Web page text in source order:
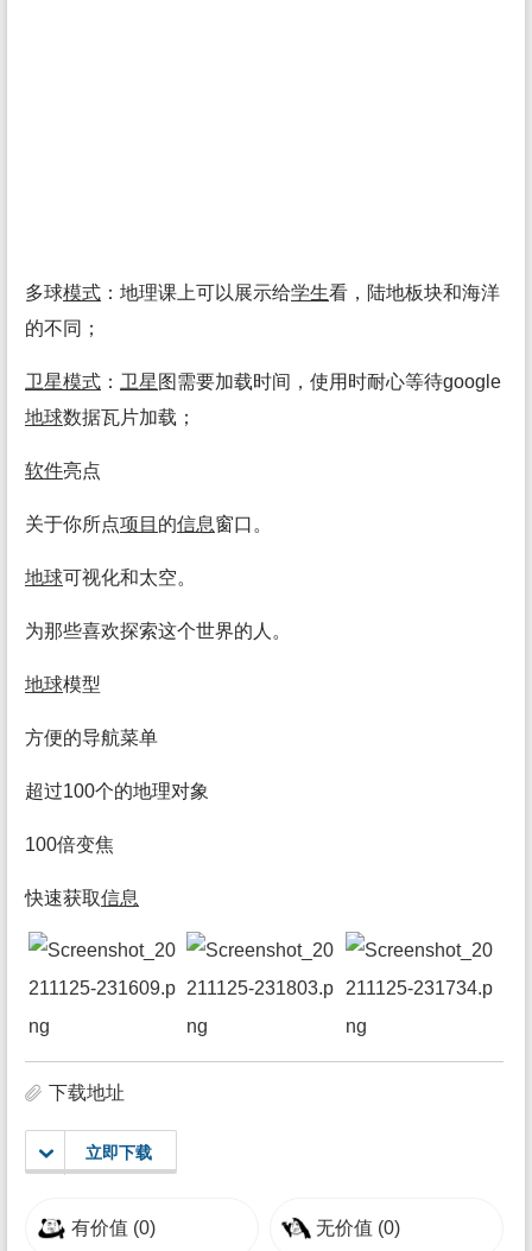
多球模式 ：地理课上可以展示给学生看，陆地板块和海洋
的不同；
卫星模式 ： 卫星 图需要加载时间，使用时耐心等待google
地球数据瓦片加载；
软件亮点
关于你所点项目 的信息窗口。
地球可视化和太空。
为那些喜欢探索这个世界的人。
地球模型
方便的导航菜单
超过100个的地理对象
100倍变焦
快速获取信息
下载地址
立即下载
有价值 (0) 无价值 (0)